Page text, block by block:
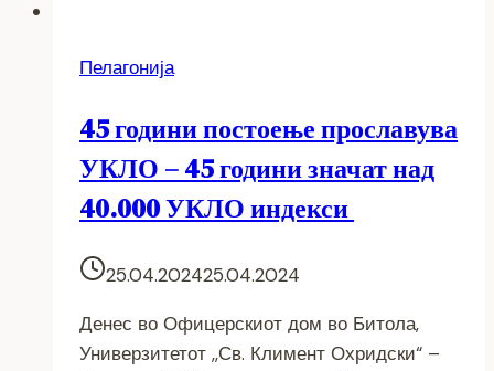
Пелагонија
45 години постоење прославува
УКЛО – 45 години значат над
40.000 УКЛО индекси
25.04.202425.04.2024
Денес во Офицерскиот дом во Битола,
Универзитетот ,,Св. Климент Охридски“ –